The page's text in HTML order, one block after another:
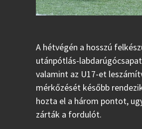
A hétvégén a hosszú
utánpótlás-
valamint az U17-et
mérkőzését később
hozta el a három pontot,
zárták a fordulót.